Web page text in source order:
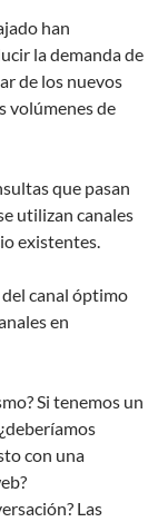
han
la demanda de
de los nuevos
volúmenes de
que pasan
utilizan canales
existentes.
canal óptimo
en
Si tenemos un
con una
Las